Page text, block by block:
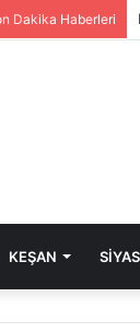
Dakika Haberleri
KEŞAN